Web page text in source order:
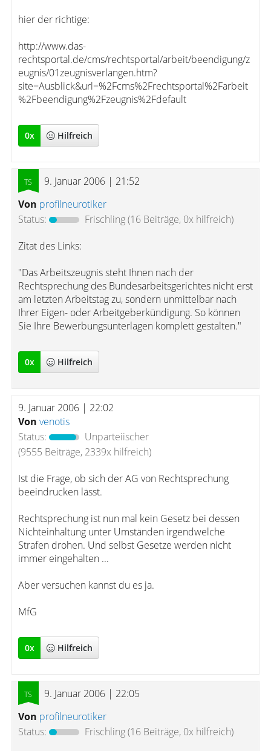
hier der richtige:
http://www.das-
rechtsportal.de/cms/rechtsportal/arbeit/beendigung/z
eugnis/01zeugnisverlangen.htm?
site=Ausblick&url=%2Fcms%2Frechtsportal%2Farbeit
%2Fbeendigung%2Fzeugnis%2Fdefault
0x Hilfreich
9. Januar 2006 | 21:52
Von profilneurotiker
Status:
Frischling(16 Beiträge, 0x hilfreich)
Zitat des Links:
"Das Arbeitszeugnis steht Ihnen nach der
Rechtsprechung des Bundesarbeitsgerichtes nicht erst
am letzten Arbeitstag zu, sondern unmittelbar nach
Ihrer Eigen- oder Arbeitgeberkündigung. So können
Sie Ihre Bewerbungsunterlagen komplett gestalten."
0x Hilfreich
9. Januar 2006 | 22:02
Von venotis
Status:
Unparteiischer
(9555 Beiträge, 2339x hilfreich)
Ist die Frage, ob sich der AG von Rechtsprechung
beeindrucken lässt.
Rechtsprechung ist nun mal kein Gesetz bei dessen
Nichteinhaltung unter Umständen irgendwelche
Strafen drohen. Und selbst Gesetze werden nicht
immer eingehalten ...
Aber versuchen kannst du es ja.
MfG
0x Hilfreich
9. Januar 2006 | 22:05
Von profilneurotiker
Status:
Frischling(16 Beiträge, 0x hilfreich)